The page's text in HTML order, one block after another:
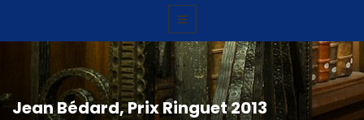
Jean Bédard, Prix Ringuet 2013